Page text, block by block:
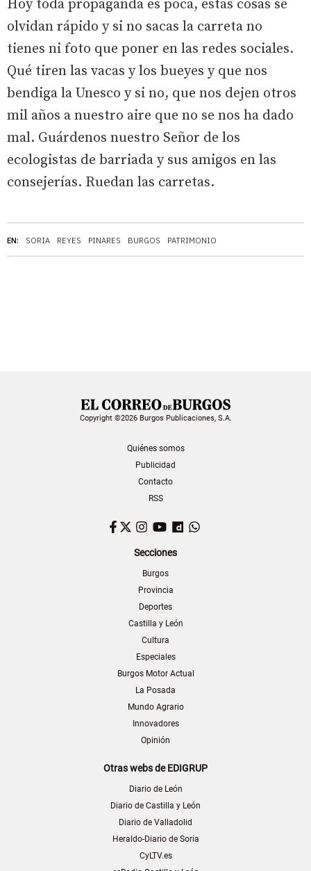
EN: SORIA REYES PINARES BURGOS PATRIMONIO
Hoy toda propaganda es poca, estas cosas se
olvidan rápido y si no sacas la carreta no
tienes ni foto que poner en las redes sociales.
Qué tiren las vacas y los bueyes y que nos
bendiga la Unesco y si no, que nos dejen otros
mil años a nuestro aire que no se nos ha dado
mal. Guárdenos nuestro Señor de los
ecologistas de barriada y sus amigos en las
consejerías. Ruedan las carretas.
Copyright ©2026 Burgos Publicaciones, S.A.
Quiénes somos
Publicidad
Contacto
RSS
Facebook
TwitterInstagram
YouTubeDailymotion
Secciones
Burgos
Provincia
Deportes
Castilla y León
Cultura
Especiales
Burgos Motor Actual
La Posada
Mundo Agrario
Innovadores
Opinión
Otras webs de EDIGRUP
Diario de León
Diario de Castilla y León
Diario de Valladolid
Heraldo-Diario de Soria
CyLTV.es